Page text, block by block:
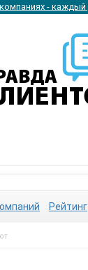
- каждый
Рейтинг